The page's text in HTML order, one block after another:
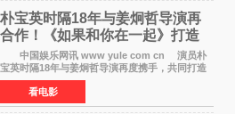
朴宝英时隔18年与姜炯哲导演再
合作！《如果和你在一起》打造
奇幻浪漫喜剧
中国娱乐网讯 www yule com cn 演员朴
宝英时隔18年与姜炯哲导演再度携手，共同打造
备受期待的浪漫喜剧新作《如果和你在一起》
（暂定名）。据OSEN报道，朴宝英将出演该片
女主角，自2008年《
看电影